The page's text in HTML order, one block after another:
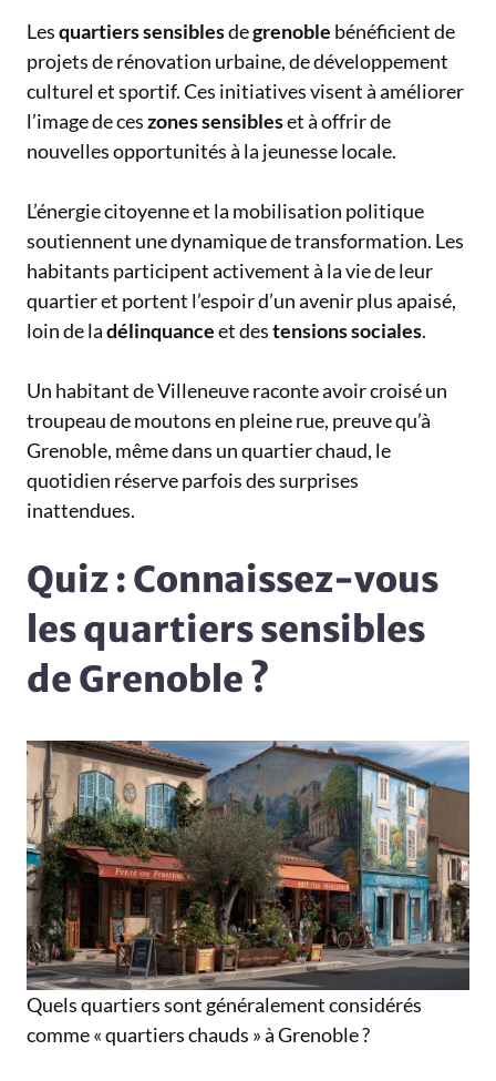
Lesquartiers sensiblesdegrenoble bénéficient de
projets de rénovation urbaine, de développement
culturel et sportif. Ces initiatives visent à améliorer
l’image de ceszones sensibleset à offrir de
nouvelles opportunités à la jeunesse locale.
L’énergie citoyenne et la mobilisation politique
soutiennent une dynamique de transformation. Les
habitants participent activement à la vie de leur
quartier et portent l’espoir d’un avenir plus apaisé,
loin de ladélinquanceet destensions sociales.
Un habitant de Villeneuve raconte avoir croisé un
troupeau de moutons en pleine rue, preuve qu’à
Grenoble, même dans un quartier chaud, le
quotidien réserve parfois des surprises
inattendues.
Quiz : Connaissez-vous
les quartiers sensibles
de Grenoble ?
Quels quartiers sont généralement considérés
comme « quartiers chauds » à Grenoble ?